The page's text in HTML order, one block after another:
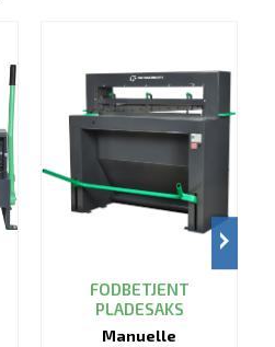
FODBETJENT
PLADESAKS
Manuelle